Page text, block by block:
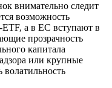
внимательно следит
возможность
а в ЕС вступают в
прозрачность
капитала
или крупные
волатильность